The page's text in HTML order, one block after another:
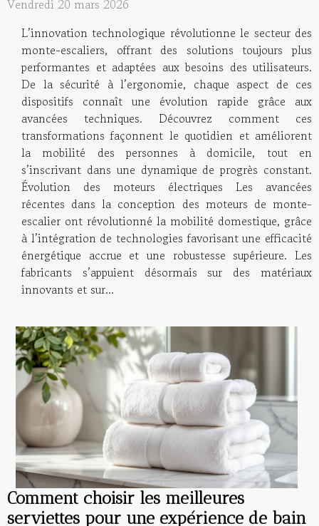
Vendredi 20 mars 2026
L’innovation technologique révolutionne le secteur des
monte-escaliers, offrant des solutions toujours plus
performantes et adaptées aux besoins des utilisateurs.
De la sécurité à l’ergonomie, chaque aspect de ces
dispositifs connaît une évolution rapide grâce aux
avancées techniques. Découvrez comment ces
transformations façonnent le quotidien et améliorent
la mobilité des personnes à domicile, tout en
s’inscrivant dans une dynamique de progrès constant.
Évolution des moteurs électriques Les avancées
récentes dans la conception des moteurs de monte-
escalier ont révolutionné la mobilité domestique, grâce
à l’intégration de technologies favorisant une efficacité
énergétique accrue et une robustesse supérieure. Les
fabricants s’appuient désormais sur des matériaux
innovants et sur...
Comment choisir les meilleures
serviettes pour une expérience de bain